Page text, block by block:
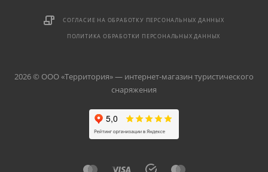
СОГЛАСИЕ НА ОБРАБОТКУ ПЕРСОНАЛЬНЫХ ДАННЫХ
ПОЛИТИКА ОБРАБОТКИ ПЕРСОНАЛЬНЫХ ДАННЫХ
2026 © ООО «Территория» — интернет-магазин туристического
снаряжения